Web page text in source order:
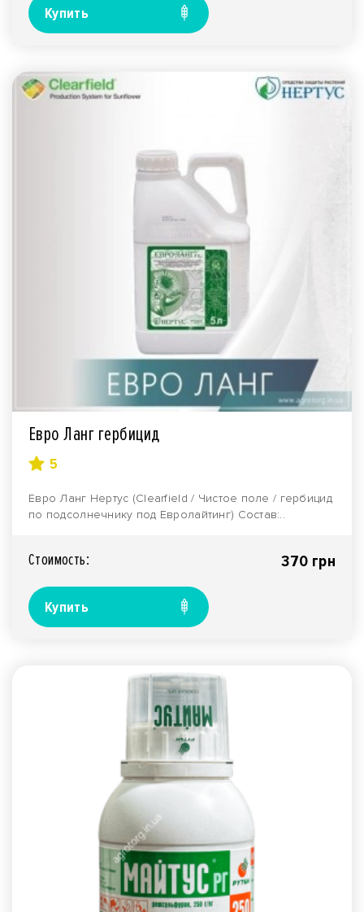
Купить
Евро Ланг гербицид
5
Евро Ланг Нертус (Clearfield / Чистое поле / гербицид
по подсолнечнику под Евролайтинг) Состав:..
Стоимость: 370 грн
Купить